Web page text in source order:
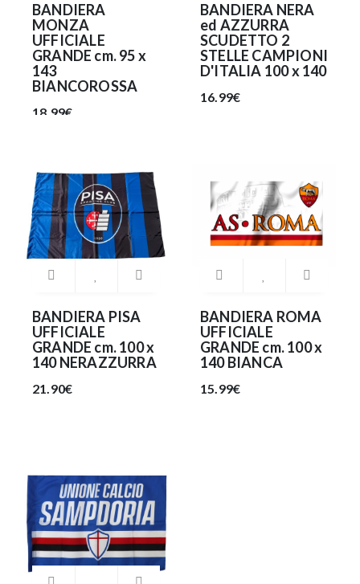
BANDIERA
MONZA
UFFICIALE
GRANDE cm. 95 x
143
BIANCOROSSA
18.99€
BANDIERA NERA
ed AZZURRA
SCUDETTO 2
STELLE CAMPIONI
D'ITALIA 100 x 140
16.99€
BANDIERA PISA
UFFICIALE
GRANDE cm. 100 x
140 NERAZZURRA
21.90€
BANDIERA ROMA
UFFICIALE
GRANDE cm. 100 x
140 BIANCA
15.99€